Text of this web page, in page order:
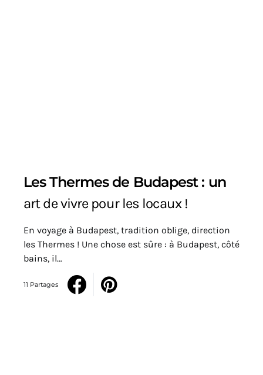
Les Thermes de Budapest : un
art de vivre pour les locaux !
En voyage à Budapest, tradition oblige, direction
les Thermes ! Une chose est sûre : à Budapest, côté
bains, il…
11 Partages